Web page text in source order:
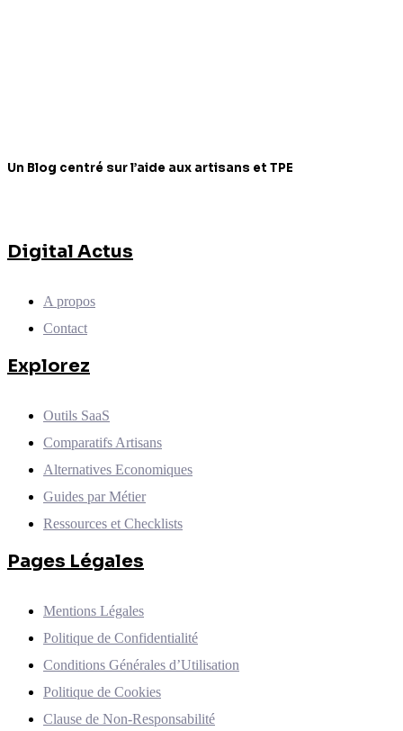
Un Blog centré sur l’aide aux artisans et TPE
Digital Actus
A propos
Contact
Explorez
Outils SaaS
Comparatifs Artisans
Alternatives Economiques
Guides par Métier
Ressources et Checklists
Pages Légales
Mentions Légales
Politique de Confidentialité
Conditions Générales d’Utilisation
Politique de Cookies
Clause de Non-Responsabilité